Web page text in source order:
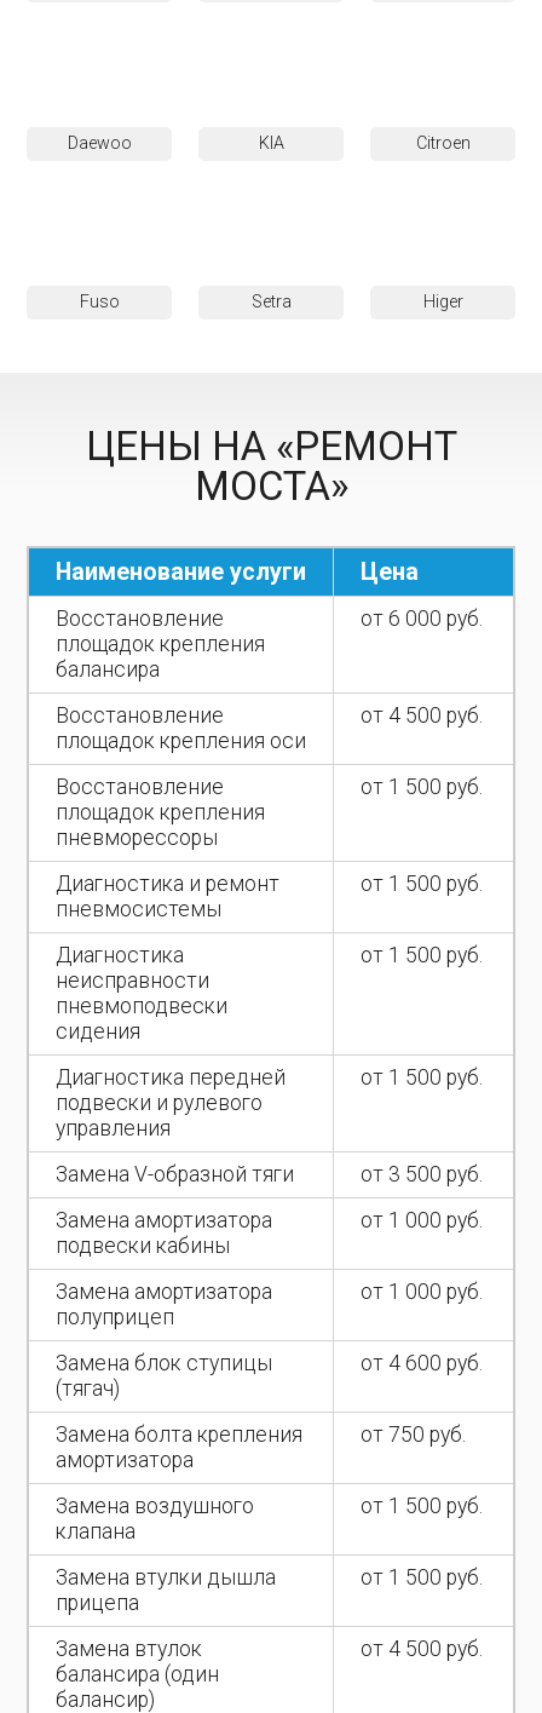
Daewoo KIA Citroen
Fuso Setra Higer
ЦЕНЫ НА «РЕМОНТ
МОСТА»
Наименование услуги Цена
Восстановление
площадок крепления
балансира
от 6 000 руб.
Восстановление
площадок крепления оси
от 4 500 руб.
Восстановление
площадок крепления
пневморессоры
от 1 500 руб.
Диагностика и ремонт
пневмосистемы
от 1 500 руб.
Диагностика
неисправности
пневмоподвески
сидения
от 1 500 руб.
Диагностика передней
подвески и рулевого
управления
от 1 500 руб.
Замена V-образной тяги
от 3 500 руб.
Замена амортизатора
подвески кабины
от 1 000 руб.
Замена амортизатора
полуприцеп
от 1 000 руб.
Замена блок ступицы
(тягач)
от 4 600 руб.
Замена болта крепления
амортизатора
от 750 руб.
Замена воздушного
клапана
от 1 500 руб.
Замена втулки дышла
прицепа
от 1 500 руб.
Замена втулок
балансира (один
балансир)
от 4 500 руб.